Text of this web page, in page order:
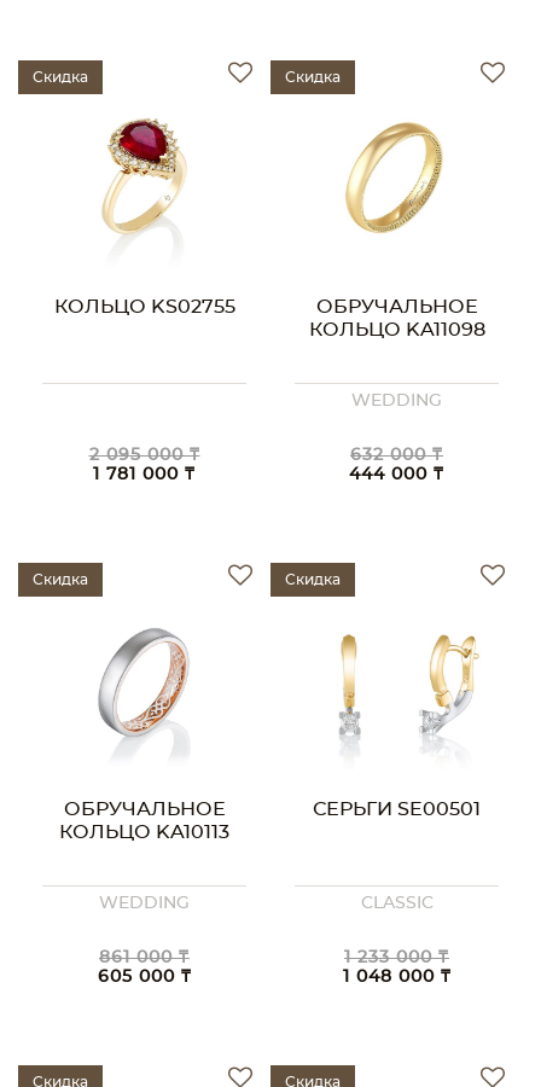
Скидка
КОЛЬЦО KS02755
2 095 000 ₸
1 781 000 ₸
Скидка
ОБРУЧАЛЬНОЕ
КОЛЬЦО KA11098
WEDDING
632 000 ₸
444 000 ₸
Скидка
ОБРУЧАЛЬНОЕ
КОЛЬЦО KA10113
WEDDING
861 000 ₸
605 000 ₸
Скидка
СЕРЬГИ SE00501
CLASSIC
1 233 000 ₸
1 048 000 ₸
Скидка Скидка